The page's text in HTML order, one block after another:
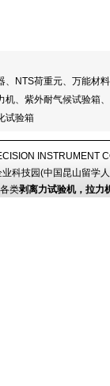
NTS荷重元、万能
、紫外耐气候试验
试验箱
INSTRUMENT
科技园(中国昆山留
类剥离力试验机，拉力